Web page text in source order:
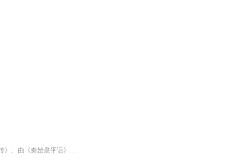
《锋剑春秋》或谓黄淦撰，约作于嘉庆初期，晚出本改名为《后列国志》、《万仙斗法兴秦传》。由《秦始皇平话》发展而来。书述天运轮回，生杀有定，嬴秦必将一统六国，生灵难免涂炭。孙膑欲报父兄仇，救燕齐民，逆天而行，与王翦、海潮、毛奔对阵，神怪法宝...